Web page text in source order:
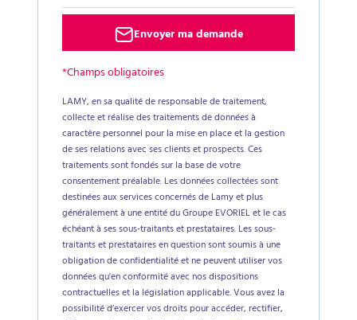
Envoyer ma demande
*Champs obligatoires
LAMY, en sa qualité de responsable de traitement,
collecte et réalise des traitements de données à
caractère personnel pour la mise en place et la gestion
de ses relations avec ses clients et prospects. Ces
traitements sont fondés sur la base de votre
consentement préalable. Les données collectées sont
destinées aux services concernés de Lamy et plus
généralement à une entité du Groupe EVORIEL et le cas
échéant à ses sous-traitants et prestataires. Les sous-
traitants et prestataires en question sont soumis à une
obligation de confidentialité et ne peuvent utiliser vos
données qu'en conformité avec nos dispositions
contractuelles et la législation applicable. Vous avez la
possibilité d’exercer vos droits pour accéder, rectifier,